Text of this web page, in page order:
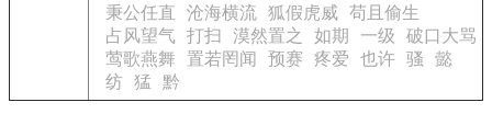
秉公任直
沧海横流 狐假虎威
苟且偷生
占风望气 打扫 漠然置之 如期 一级
破口大骂
莺歌燕舞
置若罔闻 预赛 疼爱 也许 骚
懿
纺 猛 黔